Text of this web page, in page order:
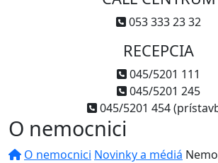
053 333 23 32
RECEPCIA
045/5201 111
045/5201 245
045/5201 454
O nemocnici
O nemocnici Novinky a médiá